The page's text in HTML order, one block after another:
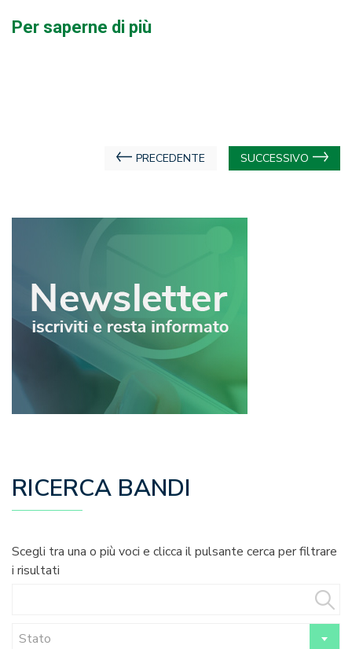
Per saperne di più
Navigazione
PRECEDENTE SUCCESSIVO
RICERCA BANDI
Scegli tra una o più voci e clicca il pulsante cerca per filtrare
i risultati
Stato